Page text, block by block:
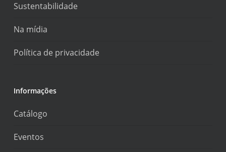
Sustentabilidade
Na mídia
Política de privacidade
Informações
Catálogo
Eventos